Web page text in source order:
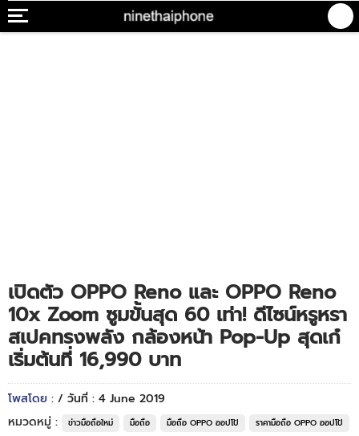
เปิดตัว OPPO Reno และ OPPO Reno
10x Zoom ซูมขั้นสุด 60 เท่า! ดีไซน์หรูหรา
สเปคทรงพลัง กล้องหน้า Pop-Up สุดเก๋
เริ่มต้นที่ 16,990 บาท
โพสโดย : / วันที่ : 4 June 2019
หมวดหมู่ :
ข่าวมือถือใหม่ มือถือ มือถือ OPPO ออปโป้ ราคามือถือ OPPO ออปโป้